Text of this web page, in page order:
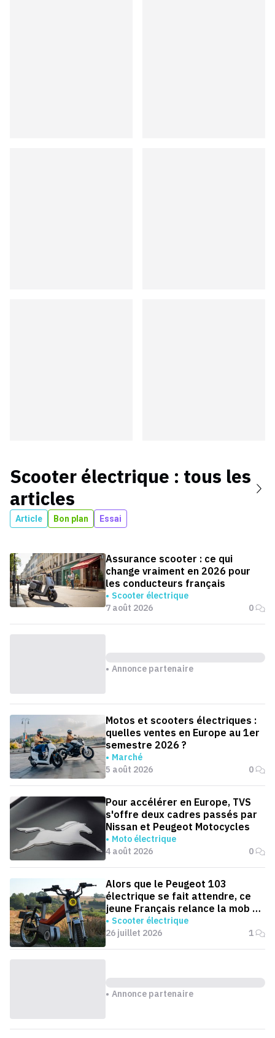
Scooter électrique : tous les
articles
Article Bon plan Essai
Assurance scooter : ce qui
change vraiment en 2026 pour
les conducteurs français
Scooter électrique
7 août 2026
0
Annonce partenaire
Motos et scooters électriques :
quelles ventes en Europe au 1er
semestre 2026 ?
Marché
5 août 2026
0
Pour accélérer en Europe, TVS
s'offre deux cadres passés par
Nissan et Peugeot Motocycles
Moto électrique
4 août 2026
0
Alors que le Peugeot 103
électrique se fait attendre, ce
jeune Français relance la mob en
version électrique
Scooter électrique
26 juillet 2026
1
Annonce partenaire